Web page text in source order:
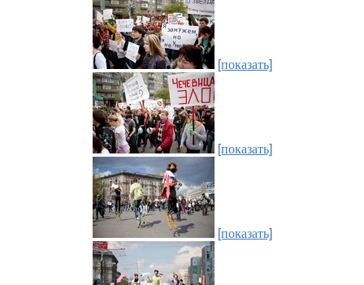
[показать]
[показать]
[показать]